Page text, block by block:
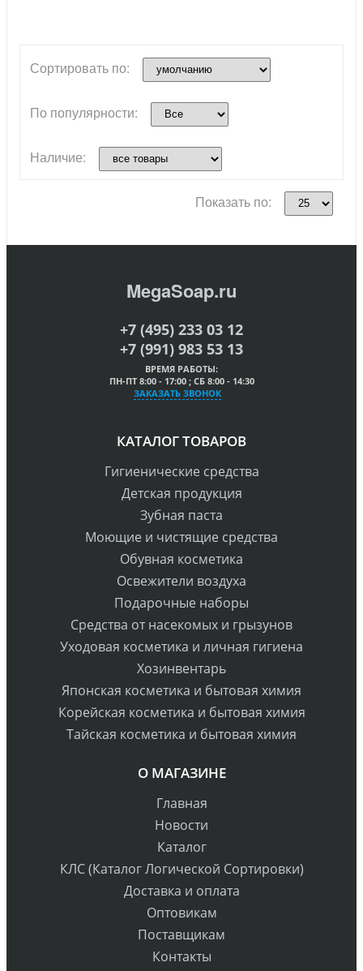
Сортировать по:
По популярности:
Наличие:
Показать по:
MegaSoap.ru
+7 (495) 233 03 12
+7 (991) 983 53 13
ВРЕМЯ РАБОТЫ:
ПН-ПТ 8:00 - 17:00 ; СБ 8:00 - 14:30
ЗАКАЗАТЬ ЗВОНОК
КАТАЛОГ ТОВАРОВ
Гигиенические средства
Детская продукция
Зубная паста
Моющие и чистящие средства
Обувная косметика
Освежители воздуха
Подарочные наборы
Средства от насекомых и грызунов
Уходовая косметика и личная гигиена
Хозинвентарь
Японская косметика и бытовая химия
Корейская косметика и бытовая химия
Тайская косметика и бытовая химия
О МАГАЗИНЕ
Главная
Новости
Каталог
КЛС (Каталог Логической Сортировки)
Доставка и оплата
Оптовикам
Поставщикам
Контакты